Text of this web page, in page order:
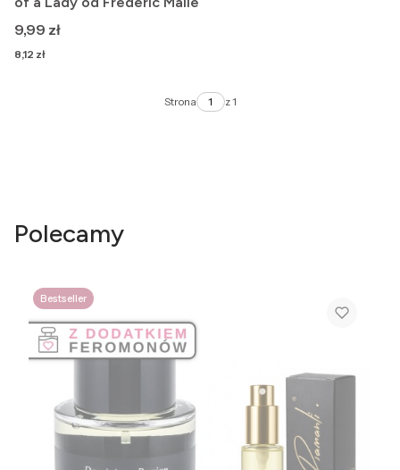
Cena
9,99 zł
Cena
8,12 zł
Strona z 1
Polecamy
Bestseller